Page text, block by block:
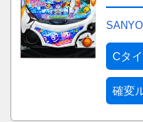
SANYO
Cタ
確変